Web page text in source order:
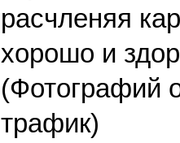
расчленяя
хорошо и
(Фотографий
трафик)